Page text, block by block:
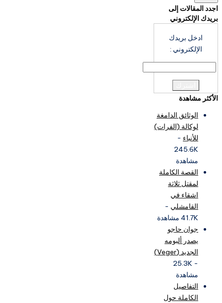
اجدد المقالات إلى
بريدك الإلكتروني
ادخل بريدك
الإلكتروني :
الأكثر مشاهدة
الوثائق الدامغة
لوكالة (الفرات)
للأنباء -
245.6K
مشاهدة
القصة الكاملة
لمقتل ثلاثة
اشقاء في
القامشلي -
41.7K مشاهدة
جوان حاجو
يصدر ألبومه
الجديد (Veger)
- 25.3K
مشاهدة
التفاصيل
الكاملة حول